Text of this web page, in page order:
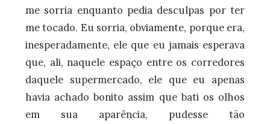
me sorria enquanto pedia desculpas por ter
me tocado. Eu sorria, obviamente, porque era,
inesperadamente, ele que eu jamais esperava
que, ali, naquele espaço entre os corredores
daquele supermercado, ele que eu apenas
havia achado bonito assim que bati os olhos
em sua aparência, pudesse tão